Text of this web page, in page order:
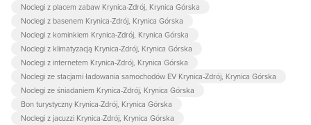
Noclegi z placem zabaw Krynica-Zdrój, Krynica Górska
Noclegi z basenem Krynica-Zdrój, Krynica Górska
Noclegi z kominkiem Krynica-Zdrój, Krynica Górska
Noclegi z klimatyzacją Krynica-Zdrój, Krynica Górska
Noclegi z internetem Krynica-Zdrój, Krynica Górska
Noclegi ze stacjami ładowania samochodów EV Krynica-Zdrój, Krynica Górska
Noclegi ze śniadaniem Krynica-Zdrój, Krynica Górska
Bon turystyczny Krynica-Zdrój, Krynica Górska
Noclegi z jacuzzi Krynica-Zdrój, Krynica Górska